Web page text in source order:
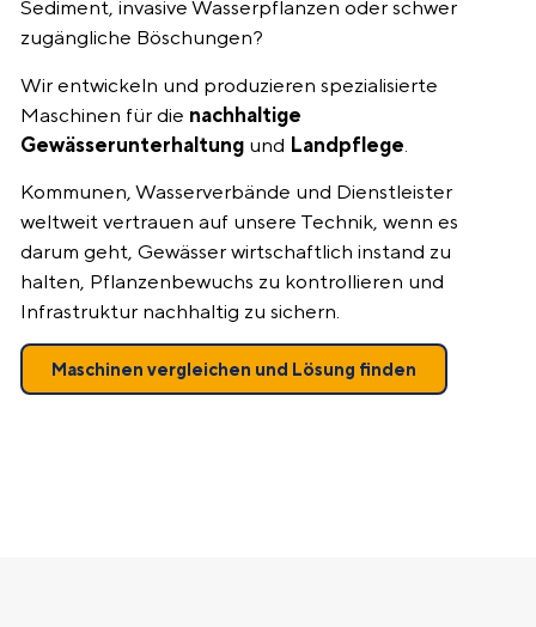
Sediment, invasive Wasserpflanzen oder schwer
zugängliche Böschungen?
Wir entwickeln und produzieren spezialisierte
Maschinen für die nachhaltige
Gewässerunterhaltung und Landpflege
Kommunen, Wasserverbände und Dienstleister
weltweit vertrauen auf unsere Technik, wenn es
darum geht, Gewässer wirtschaftlich instand zu
halten, Pflanzenbewuchs zu kontrollieren und
Infrastruktur nachhaltig zu sichern.
Maschinen vergleichen und Lösung finden